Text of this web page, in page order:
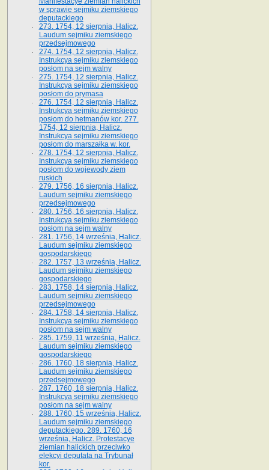
w sprawie sejmiku ziemskiego
deputackiego
273. 1754, 12 sierpnia, Halicz.
Laudum sejmiku ziemskiego
przedsejmowego
274. 1754, 12 sierpnia, Halicz.
Instrukcya sejmiku ziemskiego
posłom na sejm walny
275. 1754, 12 sierpnia, Halicz.
Instrukcya sejmiku ziemskiego
posłom do prymasa
276. 1754, 12 sierpnia, Halicz.
Instrukcya sejmiku ziemskiego
posłom do hetmanów kor. 277.
1754, 12 sierpnia, Halicz.
Instrukcya sejmiku ziemskiego
posłom do marszałka w. kor.
278. 1754, 12 sierpnia, Halicz.
Instrukcya sejmiku ziemskiego
posłom do wojewody ziem
ruskich
279. 1756, 16 sierpnia, Halicz.
Laudum sejmiku ziemskiego
przedsejmowego
280. 1756, 16 sierpnia, Halicz.
Instrukcya sejmiku ziemskiego
posłom na sejm walny
281. 1756, 14 września, Halicz.
Laudum sejmiku ziemskiego
gospodarskiego
282. 1757, 13 września, Halicz.
Laudum sejmiku ziemskiego
gospodarskiego
283. 1758, 14 sierpnia, Halicz.
Laudum sejmiku ziemskiego
przedsejmowego
284. 1758, 14 sierpnia, Halicz.
Instrukcya sejmiku ziemskiego
posłom na sejm walny
285. 1759, 11 września, Halicz.
Laudum sejmiku ziemskiego
gospodarskiego
286. 1760, 18 sierpnia, Halicz.
Laudum sejmiku ziemskiego
przedsejmowego
287. 1760, 18 sierpnia, Halicz.
Instrukcya sejmiku ziemskiego
posłom na sejm walny
288. 1760, 15 września, Halicz.
Laudum sejmiku ziemskiego
deputackiego. 289. 1760, 16
września, Halicz. Protestacye
ziemian halickich przeciwko
elekcyi deputata na Trybunał
kor.